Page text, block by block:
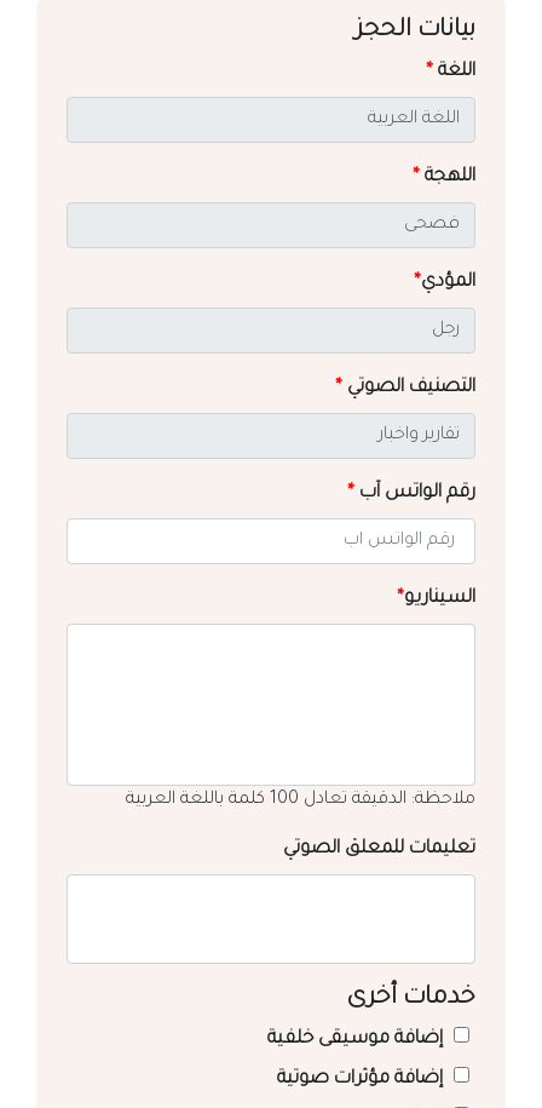
بيانات الحجز
اللغة *
اللهجة *
المؤدي*
التصنيف الصوتي *
رقم الواتس آب *
السيناريو*
ملاحظة: الدقيقة تعادل 100 كلمة باللغة العربية
تعليمات للمعلق الصوتي
خدمات أخرى
إضافة موسيقى خلفية
إضافة مؤثرات صوتية